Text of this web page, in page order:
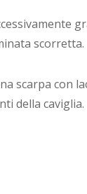
scorretta.
scarpa con
della caviglia.